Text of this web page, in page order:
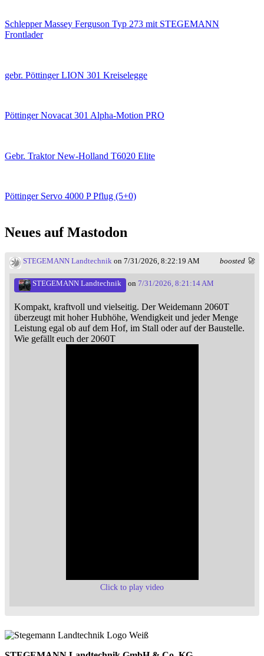
Schlepper Massey Ferguson Typ 273 mit STEGEMANN
Frontlader
gebr. Pöttinger LION 301 Kreiselegge
Pöttinger Novacat 301 Alpha-Motion PRO
Gebr. Traktor New-Holland T6020 Elite
Pöttinger Servo 4000 P Pflug (5+0)
Neues auf Mastodon
boosted 🚀
STEGEMANN Landtechnik on 7/31/2026, 8:22:19 AM
STEGEMANN Landtechnik on 7/31/2026, 8:21:14 AM
Kompakt, kraftvoll und vielseitig. Der Weidemann 2060T
überzeugt mit hoher Hubhöhe, Wendigkeit und jeder Menge
Leistung egal ob auf dem Hof, im Stall oder auf der Baustelle.
Wie gefällt euch der 2060T
Click to play video